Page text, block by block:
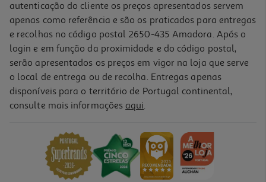
autenticação do cliente os preços apresentados servem
apenas como referência e são os praticados para entregas
e recolhas no código postal 2650-435 Amadora. Após o
login e em função da proximidade e do código postal,
serão apresentados os preços em vigor na loja que serve
o local de entrega ou de recolha. Entregas apenas
disponíveis para o território de Portugal continental,
consulte mais informações aqui.